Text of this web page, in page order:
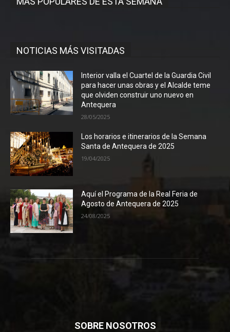
NOTICIAS MÁS VISITADAS
Interior valla el Cuartel de la Guardia Civil
para hacer unas obras y el Alcalde teme
que olviden construir uno nuevo en
Antequera
28/05/2025
Los horarios e itinerarios de la Semana
Santa de Antequera de 2025
19/04/2025
Aquí el Programa de la Real Feria de
Agosto de Antequera de 2025
24/08/2025
SOBRE NOSOTROS